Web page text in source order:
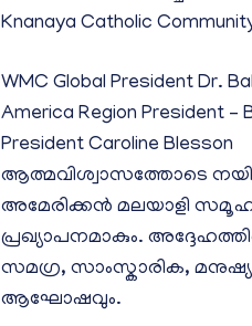
Knanaya Catholic
WMC Global President
America Region President –
President Caroline Blesson
ആത്മവിശ്വാസത്തോടെ
അമേരിക്കൻ മലയാളി
പ്രഖ്യാപനമാകും.
സമഗ്ര, സാംസ്കാരിക,
ആഘോഷവും.